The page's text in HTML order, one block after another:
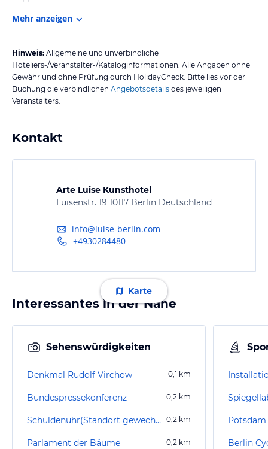
Mehr anzeigen
Hinweis: Allgemeine und unverbindliche
Hoteliers-/Veranstalter-/Kataloginformationen. Alle Angaben ohne
Gewähr und ohne Prüfung durch HolidayCheck. Bitte lies vor der
Buchung die verbindlichen Angebotsdetails des jeweiligen
Veranstalters.
Kontakt
Arte Luise Kunsthotel
Luisenstr. 19 10117 Berlin Deutschland
info@luise-berlin.com
+4930284480
Karte
Interessantes in der Nähe
Sehenswürdigkeiten
Denkmal Rudolf Virchow 0,1 km
Bundespressekonferenz 0,2 km
Schuldenuhr(Standort gewechselt) 0,2 km
Parlament der Bäume 0,2 km
Potsdam
Berlin